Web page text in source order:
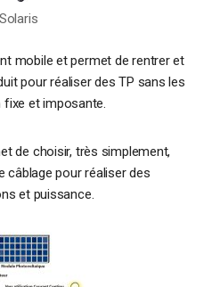
Solaris
mobile et permet de rentrer et
pour réaliser des TP sans les
fixe et imposante.
de choisir, très simplement,
pour réaliser des
et puissance.